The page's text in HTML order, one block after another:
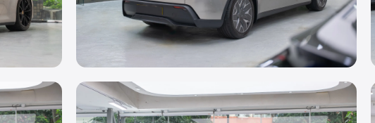
轉色 PPF
Tesla Model Y L
Liquid Silver